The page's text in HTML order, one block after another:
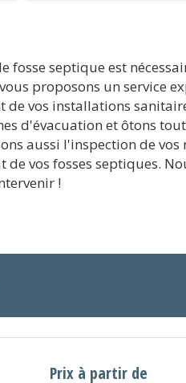
fosse septique est
proposons un service
de vos installations
d'évacuation et ôtons
aussi l'inspection de vos
vos fosses septiques.
!
Prix à partir de